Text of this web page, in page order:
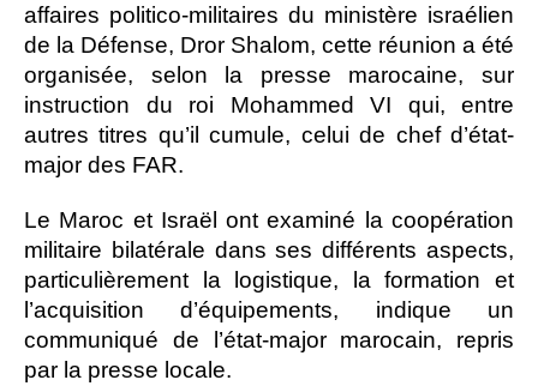
affaires politico-militaires du ministère israélien
de la Défense, Dror Shalom, cette réunion a été
organisée, selon la presse marocaine, sur
instruction du roi Mohammed VI qui, entre
autres titres qu’il cumule, celui de chef d’état-
major des FAR.
Le Maroc et Israël ont examiné la coopération
militaire bilatérale dans ses différents aspects,
particulièrement la logistique, la formation et
l’acquisition d’équipements, indique un
communiqué de l’état-major marocain, repris
par la presse locale.